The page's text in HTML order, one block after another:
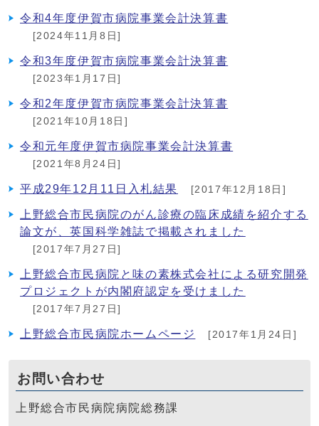
令和4年度伊賀市病院事業会計決算書
[2024年11月8日]
令和3年度伊賀市病院事業会計決算書
[2023年1月17日]
令和2年度伊賀市病院事業会計決算書
[2021年10月18日]
令和元年度伊賀市病院事業会計決算書
[2021年8月24日]
平成29年12月11日入札結果 [2017年12月18日]
上野総合市民病院のがん診療の臨床成績を紹介する
論文が、英国科学雑誌で掲載されました
[2017年7月27日]
上野総合市民病院と味の素株式会社による研究開発
プロジェクトが内閣府認定を受けました
[2017年7月27日]
上野総合市民病院ホームページ [2017年1月24日]
お問い合わせ
上野総合市民病院病院総務課